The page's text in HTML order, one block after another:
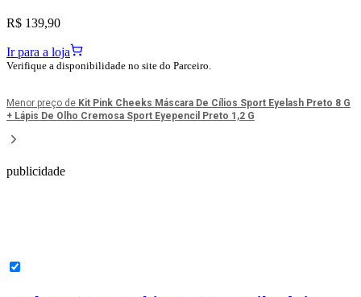
R$ 139,90
Ir para a loja
Verifique a disponibilidade no site do Parceiro.
Menor preço de Kit Pink Cheeks Máscara De Cílios Sport Eyelash Preto 8 G
+ Lápis De Olho Cremosa Sport Eyepencil Preto 1,2 G
publicidade